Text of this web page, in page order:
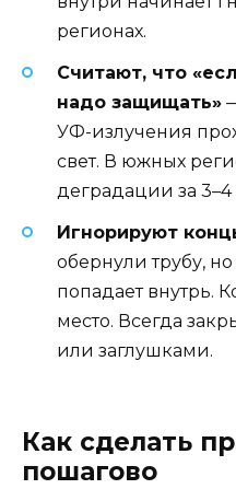
регионах.
Считают, что
надо защищать»
УФ-излучения
свет. В южных
деградации за 3–4
Игнорируют
обернули трубу,
попадает внутрь.
место. Всегда
или заглушками.
Как сделать
пошагово